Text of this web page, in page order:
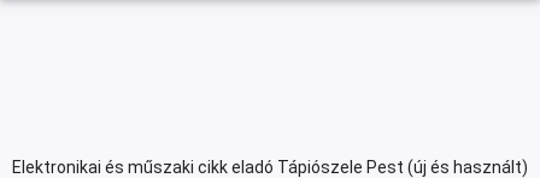
Elektronikai és műszaki cikk eladó Tápiószele Pest (új és használt)